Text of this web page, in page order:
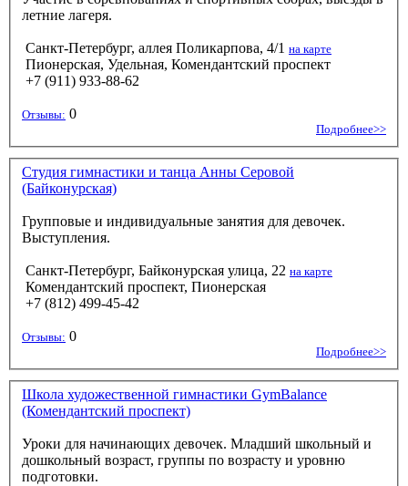
летние лагеря.
Санкт-Петербург, аллея Поликарпова, 4/1 на карте
Пионерская, Удельная, Комендантский проспект
+7 (911) 933-88-62
Отзывы: 0
Подробнее>>
Студия гимнастики и танца Анны Серовой
(Байконурская)
Групповые и индивидуальные занятия для девочек.
Выступления.
Санкт-Петербург, Байконурская улица, 22 на карте
Комендантский проспект, Пионерская
+7 (812) 499-45-42
Отзывы: 0
Подробнее>>
Школа художественной гимнастики GymBalance
(Комендантский проспект)
Уроки для начинающих девочек. Младший школьный и
дошкольный возраст, группы по возрасту и уровню
подготовки.